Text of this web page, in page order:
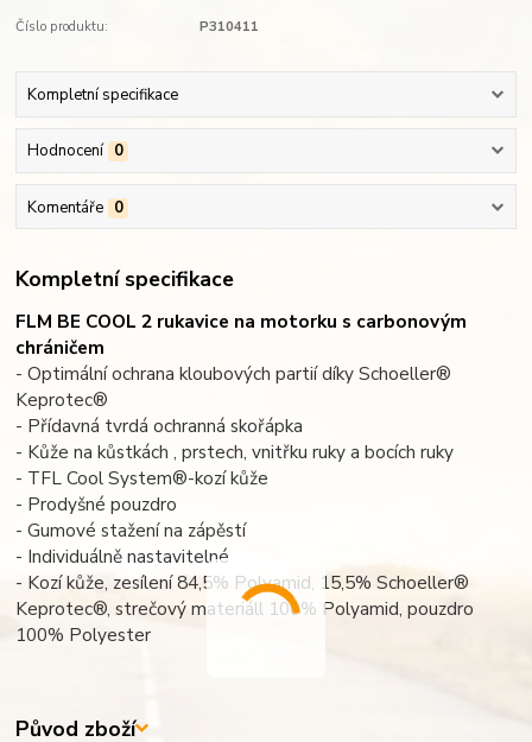
Číslo produktu: P310411
Kompletní specifikace
Hodnocení 0
Komentáře 0
Kompletní specifikace
FLM BE COOL 2 rukavice na motorku s carbonovým
chráničem
- Optimální ochrana kloubových partií díky Schoeller®
Keprotec®
- Přídavná tvrdá ochranná skořápka
- Kůže na kůstkách , prstech, vnitřku ruky a bocích ruky
- TFL Cool System®-kozí kůže
- Prodyšné pouzdro
- Gumové stažení na zápěstí
- Individuálně nastavitelné
- Kozí kůže, zesílení 84,5% Polyamid, 15,5% Schoeller®
Keprotec®, strečový materiáll 100% Polyamid, pouzdro
100% Polyester
Původ zboží